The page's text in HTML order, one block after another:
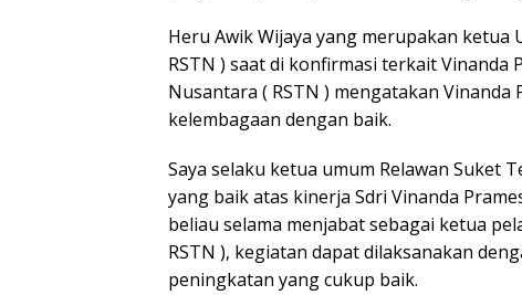
Heru Awik Wijaya yang merupakan ketua
RSTN ) saat di konfirmasi terkait Vinanda
Nusantara ( RSTN ) mengatakan
kelembagaan dengan baik.
Saya selaku ketua umum Relawan Suket
yang baik atas kinerja Sdri Vinanda
beliau selama menjabat sebagai ketua
RSTN ), kegiatan dapat dilaksanakan
peningkatan yang cukup baik.